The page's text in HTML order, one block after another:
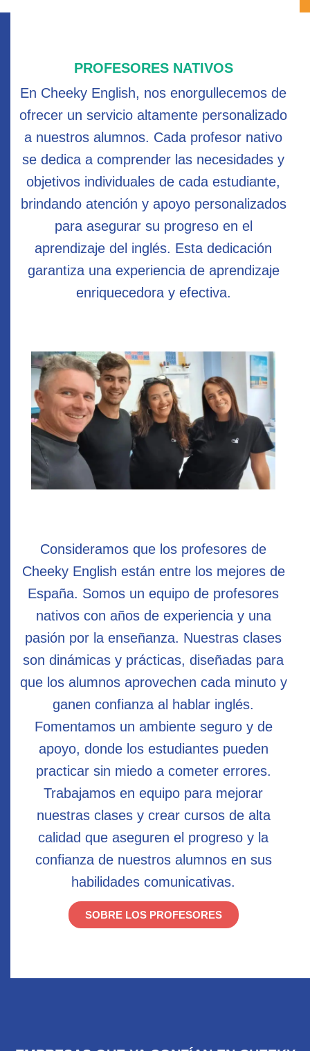
PROFESORES NATIVOS
En Cheeky English, nos enorgullecemos de
ofrecer un servicio altamente personalizado
a nuestros alumnos. Cada profesor nativo
se dedica a comprender las necesidades y
objetivos individuales de cada estudiante,
brindando atención y apoyo personalizados
para asegurar su progreso en el
aprendizaje del inglés. Esta dedicación
garantiza una experiencia de aprendizaje
enriquecedora y efectiva.
Consideramos que los profesores de
Cheeky English están entre los mejores de
España. Somos un equipo de profesores
nativos con años de experiencia y una
pasión por la enseñanza. Nuestras clases
son dinámicas y prácticas, diseñadas para
que los alumnos aprovechen cada minuto y
ganen confianza al hablar inglés.
Fomentamos un ambiente seguro y de
apoyo, donde los estudiantes pueden
practicar sin miedo a cometer errores.
Trabajamos en equipo para mejorar
nuestras clases y crear cursos de alta
calidad que aseguren el progreso y la
confianza de nuestros alumnos en sus
habilidades comunicativas.
SOBRE LOS PROFESORES